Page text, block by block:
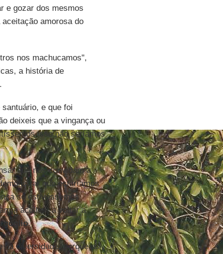
e gozar dos mesmos
amorosa do
nos machucamos",
a história de
e que foi
deixeis que a vingança ou
isso não seríamos
que nos convidam a
que estaríamos
se estivéssemos
a acolher, a voltar a
.
na diversidade, porque as